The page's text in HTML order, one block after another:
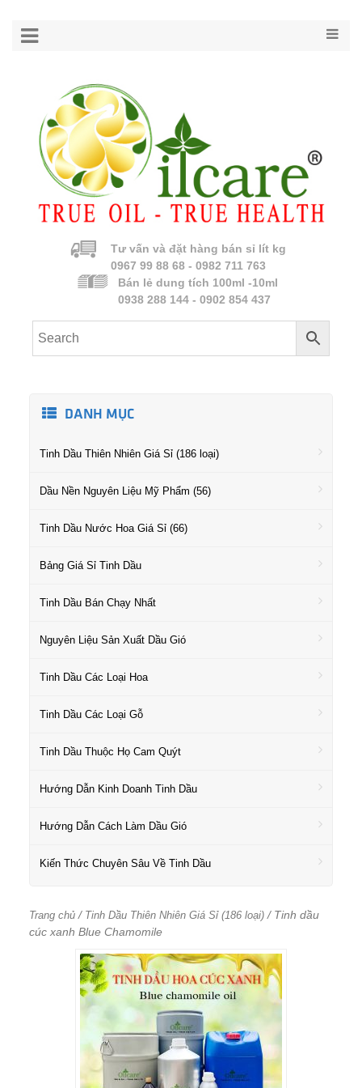
Tư vấn và đặt hàng bán sỉ lít kg
0967 99 88 68 - 0982 711 763
Bán lẻ dung tích 100ml -10ml
0938 288 144 - 0902 854 437
DANH MỤC
Tinh Dầu Thiên Nhiên Giá Sỉ (186 loại)
Dầu Nền Nguyên Liệu Mỹ Phẩm (56)
Tinh Dầu Nước Hoa Giá Sỉ (66)
Bảng Giá Sỉ Tinh Dầu
Tinh Dầu Bán Chạy Nhất
Nguyên Liệu Sản Xuất Dầu Gió
Tinh Dầu Các Loại Hoa
Tinh Dầu Các Loại Gỗ
Tinh Dầu Thuộc Họ Cam Quýt
Hướng Dẫn Kinh Doanh Tinh Dầu
Hướng Dẫn Cách Làm Dầu Gió
Kiến Thức Chuyên Sâu Về Tinh Dầu
Trang chủ / Tinh Dầu Thiên Nhiên Giá Sỉ (186 loại) / Tinh dầu
cúc xanh Blue Chamomile